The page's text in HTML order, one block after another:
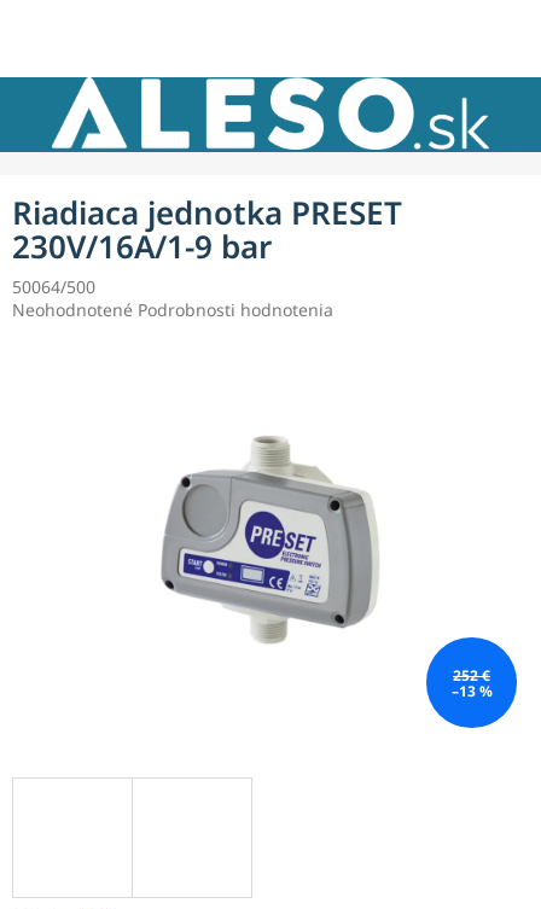
Riadiaca jednotka PRESET
230V/16A/1-9 bar
50064/500
Priemerné
Neohodnotené Podrobnosti hodnotenia
252 €
–13 %